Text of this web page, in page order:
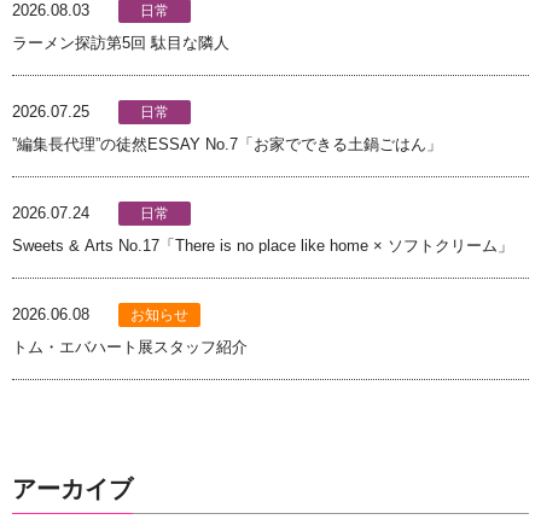
2026.08.03 日常
ラーメン探訪第5回 駄目な隣人
2026.07.25 日常
”編集長代理”の徒然ESSAY No.7「お家でできる土鍋ごはん」
2026.07.24 日常
Sweets & Arts No.17「There is no place like home × ソフトクリーム」
2026.06.08 お知らせ
トム・エバハート展スタッフ紹介
アーカイブ